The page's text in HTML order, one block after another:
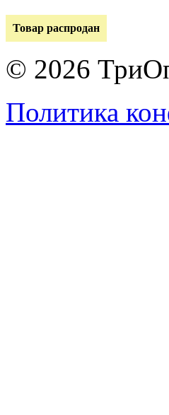
Товар распродан
© 2026
Политика